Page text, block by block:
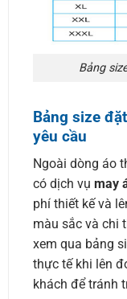
Bảng
Bảng size
yêu cầu
Ngoài dòng áo
có dịch vụ may
phí thiết kế và
màu sắc và chi
xem qua bảng
thực tế khi lên
khách để tránh